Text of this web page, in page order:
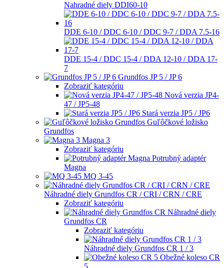
Nahradné diely DDI60-10
DDE 6-10 / DDC 6-10 / DDC 9-7 / DDA 7.5-16
DDE 15-4 / DDC 15-4 / DDA 12-10 / DDA 17-
7
Grundfos JP 5 / JP 6
Zobraziť kategóriu
Nová verzia JP4-
47 / JP5-48
Stará verzia JP5 / JP6
Guľôčkové ložisko
Grundfos
Magna 3
Zobraziť kategóriu
Potrubný adaptér
Magna
MQ 3-45
Náhradné diely Grundfos CR / CRI / CRN / CRE
Zobraziť kategóriu
Náhradné diely
Grundfos CR
Zobraziť kategóriu
Náhradné diely Grundfos CR 1 / 3
Obežné koleso CR
5